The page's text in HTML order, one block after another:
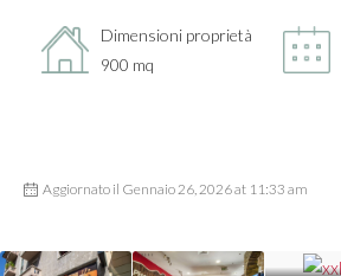
Dimensioni proprietà
900 mq
Aggiornato il Gennaio 26, 2026 at 11:33 am